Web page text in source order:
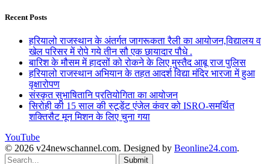
Recent Posts
हरियालो राजस्थान के अंतर्गत जागरूकता रैली का आयोजन,विद्यालय व
खेल परिसर में रोपे गये तीन सौ एक छायादार पौधे .
बारिश के मौसम में हादसों को रोकने के लिए मुस्तैद आबू राज पुलिस
हरियालो राजस्थान अभियान के तहत आदर्श विद्या मंदिर भारजा में हुआ
वृक्षारोपण
संस्कृत सुभाषितानि प्रतियोगिता का आयोजन
सिरोही की 15 साल की स्टूडेंट एंजेल कंवर को ISRO-समर्थित
शक्तिसैट मून मिशन के लिए चुना गया
YouTube
© 2026 v24newschannel.com. Designed by Beonline24.com.
Submit